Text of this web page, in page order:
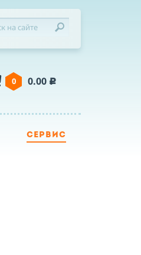
0 0.00 c
СЕРВИС